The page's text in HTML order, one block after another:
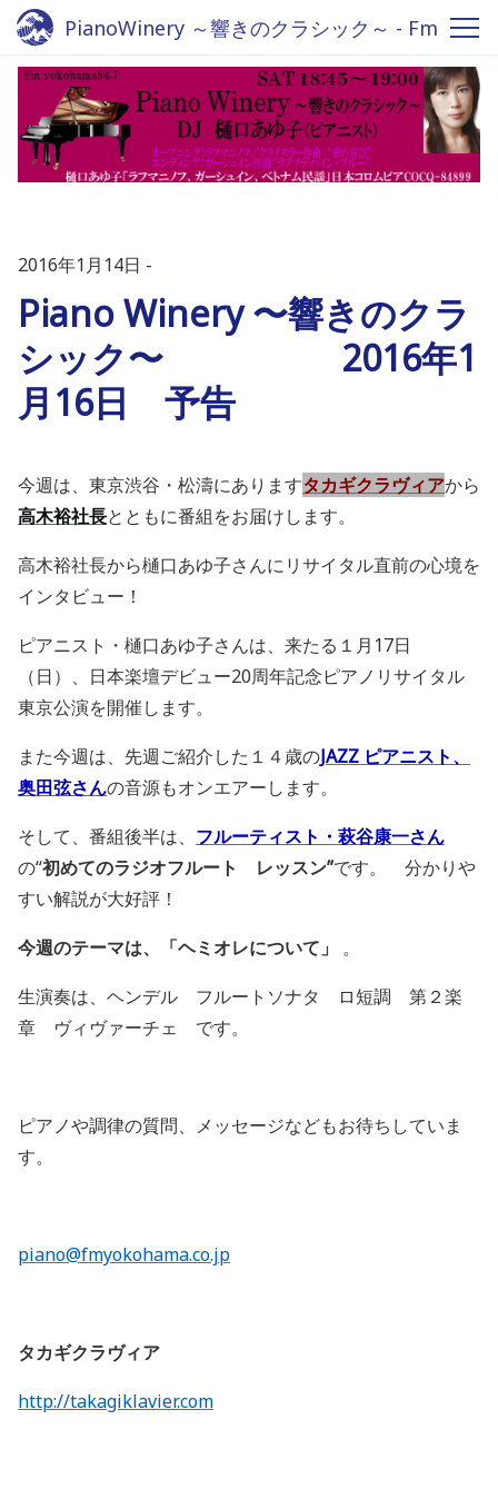
PianoWinery ～響きのクラシック～ - Fm
yokohama 84.7
2016年1月14日
Piano Winery 〜響きのクラ
シック〜 2016年1
月16日 予告
今週は、東京渋谷・松濤にありますタカギクラヴィアから
高木裕社長とともに番組をお届けします。
高木裕社長から樋口あゆ子さんにリサイタル直前の心境を
インタビュー！
ピアニスト・樋口あゆ子さんは、来たる１月17日
（日）、日本楽壇デビュー20周年記念ピアノリサイタル
東京公演を開催します。
また今週は、先週ご紹介した１４歳のJAZZ ピアニスト、
奥田弦さんの音源もオンエアーします。
そして、番組後半は、 フルーティスト・萩谷康一さん
の“初めてのラジオフルート レッスン”です。 分かりや
すい解説が大好評！
今週のテーマは、「ヘミオレについて」
。
生演奏は、ヘンデル フルートソナタ ロ短調 第２楽
章 ヴィヴァーチェ です。
ピアノや調律の質問、メッセージなどもお待ちしていま
す。
piano@fmyokohama.co.jp
タカギクラヴィア
http://takagiklavier.com